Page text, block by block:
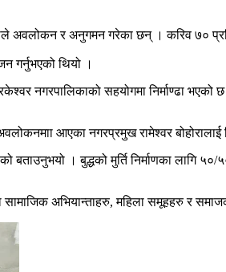
अवलोकन र अनुगमन गरेका छन् । करिव ७०
गर्नुभएको थियो ।
नगरपालिकाको सहयोगमा निर्माण्ढा भएको
आएका नगरप्रमुख रामेश्वर
। बुद्धको मुर्ति निर्माणका लागि
अभियान्ताहरु, महिला समूहहरु र